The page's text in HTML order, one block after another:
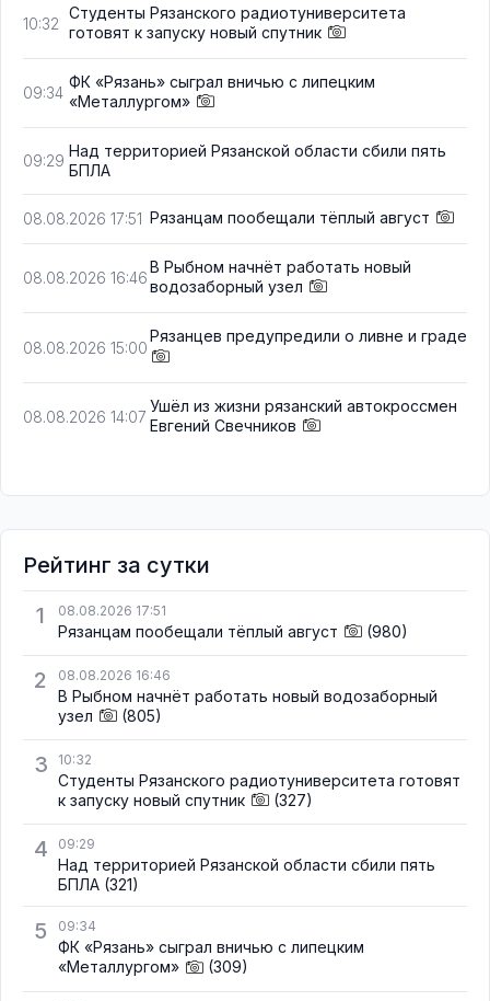
10:32
Студенты Рязанского радиотуниверситета
готовят к запуску новый спутник
09:34
ФК «Рязань» сыграл вничью с липецким
«Металлургом»
09:29
Над территорией Рязанской области сбили пять
БПЛА
08.08.2026 17:51 Рязанцам пообещали тёплый август
08.08.2026 16:46
В Рыбном начнёт работать новый
водозаборный узел
08.08.2026 15:00
Рязанцев предупредили о ливне и граде
08.08.2026 14:07
Ушёл из жизни рязанский автокроссмен
Евгений Свечников
Рейтинг за сутки
1
08.08.2026 17:51
Рязанцам пообещали тёплый август (980)
2 08.08.2026 16:46
В Рыбном начнёт работать новый водозаборный
узел
(805)
3 10:32
Студенты Рязанского радиотуниверситета готовят
к запуску новый спутник
(327)
4 09:29
Над территорией Рязанской области сбили пять
БПЛА (321)
5 09:34
ФК «Рязань» сыграл вничью с липецким
«Металлургом»
(309)